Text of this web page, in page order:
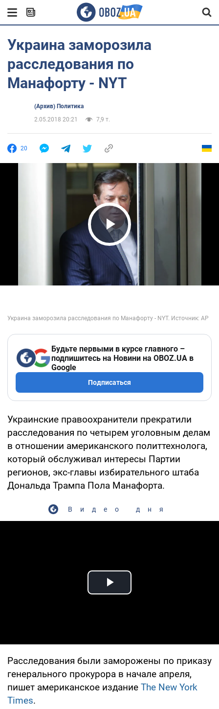
Украина заморозила
расследования по
Манафорту - NYT
(Архив) Политика
2.05.2018 20:21
7,9 т.
20
Play Video
Будьте первыми в курсе главного –
подпишитесь на Новини на OBOZ.UA в
Google
Подписаться
Украинские правоохранители прекратили
расследования по четырем уголовным делам
в отношении американского политтехнолога,
который обслуживал интересы Партии
регионов, экс-главы избирательного штаба
Дональда Трампа Пола Манафорта.
Видео дня
Play Video
Расследования были заморожены по приказу
генерального прокурора в начале апреля,
пишет американское издание The New York
Times.